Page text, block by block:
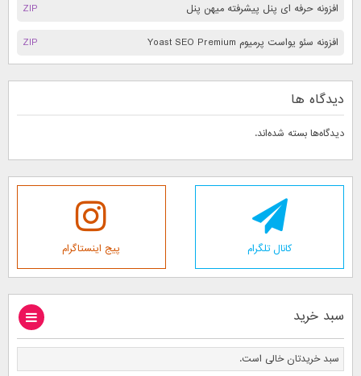
ZIP افزونه حرفه ای پنل پیشرفته میهن پنل
ZIP افزونه سئو یواست پرمیوم Yoast SEO Premium
دیدگاه ها
دیدگاه‌ها بسته شده‌اند.
کانال تلگرام پیج اینستاگرام
سبد خرید
سبد خریدتان خالی است.